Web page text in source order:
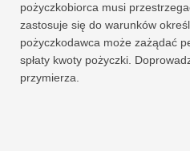
pożyczkobiorca musi
zastosuje się do warunków
pożyczkodawca może zażądać
spłaty kwoty pożyczki.
przymierza.